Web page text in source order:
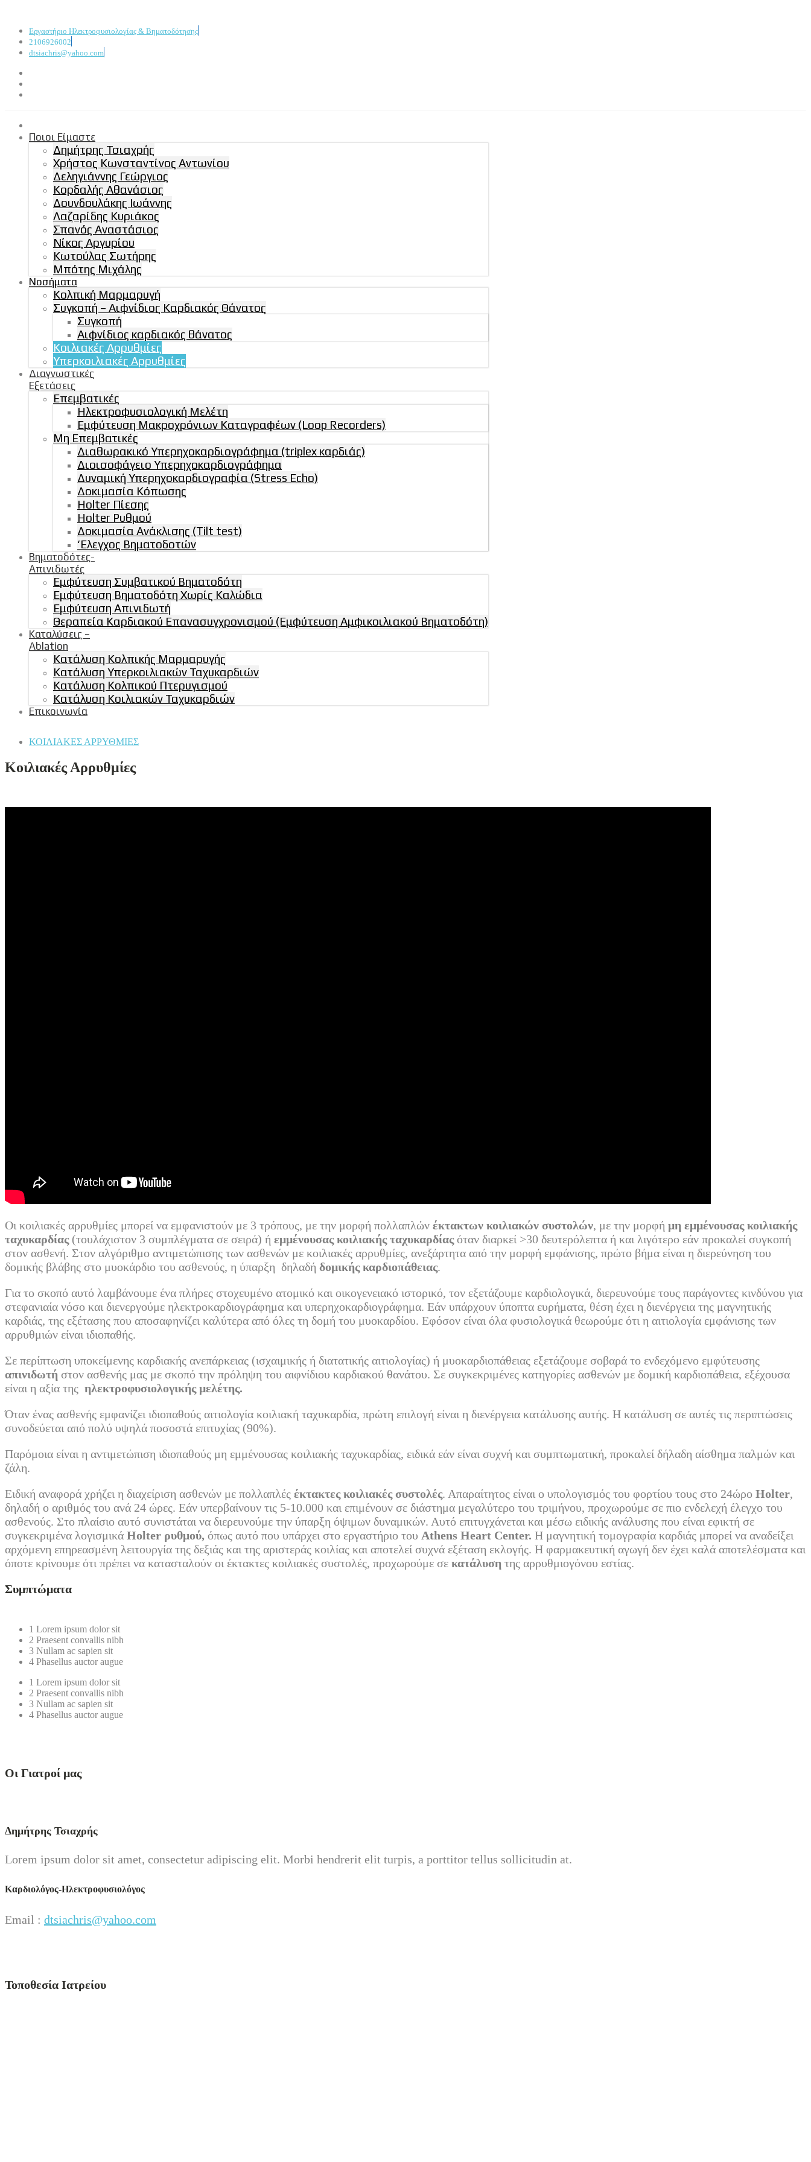
Εργαστήριο Ηλεκτροφυσιολογίας & Βηματοδότησης
2106926002
dtsiachris@yahoo.com
Ποιοι Είμαστε
Δημήτρης Τσιαχρής
Χρήστος Κωνσταντίνος Αντωνίου
Δεληγιάννης Γεώργιος
Κορδαλής Αθανάσιος
Δουνδουλάκης Ιωάννης
Λαζαρίδης Κυριάκος
Σπανός Αναστάσιος
Νίκος Αργυρίου
Κωτούλας Σωτήρης
Μπότης Μιχάλης
Νοσήματα
Κολπική Μαρμαρυγή
Συγκοπή – Αιφνίδιος Καρδιακός Θάνατος
Συγκοπή
Αιφνίδιος καρδιακός θάνατος
Κοιλιακές Αρρυθμίες
Υπερκοιλιακές Αρρυθμίες
Διαγνωστικές
Εξετάσεις
Επεμβατικές
Ηλεκτροφυσιολογική Μελέτη
Εμφύτευση Μακροχρόνιων Καταγραφέων (Loop Recorders)
Μη Επεμβατικές
Διαθωρακικό Υπερηχοκαρδιογράφημα (triplex καρδιάς)
Διοισοφάγειο Υπερηχοκαρδιογράφημα
Δυναμική Υπερηχοκαρδιογραφία (Stress Echo)
Δοκιμασία Κόπωσης
Holter Πίεσης
Holter Ρυθμού
Δοκιμασία Ανάκλισης (Tilt test)
‘Ελεγχος Βηματοδοτών
Βηματοδότες-
Απινιδωτές
Εμφύτευση Συμβατικού Βηματοδότη
Εμφύτευση Βηματοδότη Χωρίς Καλώδια
Εμφύτευση Απινιδωτή
Θεραπεία Καρδιακού Επανασυγχρονισμού (Εμφύτευση Αμφικοιλιακού Βηματοδότη)
Καταλύσεις –
Ablation
Κατάλυση Κολπικής Μαρμαρυγής
Κατάλυση Υπερκοιλιακών Ταχυκαρδιών
Κατάλυση Κολπικού Πτερυγισμού
Κατάλυση Κοιλιακών Ταχυκαρδιών
Επικοινωνία
ΚΟΙΛΙΑΚΕΣ ΑΡΡΥΘΜΙΕΣ
Κοιλιακές Αρρυθμίες
Οι κοιλιακές αρρυθμίες μπορεί να εμφανιστούν με 3 τρόπους, με την μορφή πολλαπλών έκτακτων κοιλιακών συστολών, με την μορφή μη εμμένουσας κοιλιακής
ταχυκαρδίας(τουλάχιστον 3 συμπλέγματα σε σειρά) ή εμμένουσας κοιλιακής ταχυκαρδίαςόταν διαρκεί >30 δευτερόλεπτα ή και λιγότερο εάν προκαλεί συγκοπή
στον ασθενή. Στον αλγόριθμο αντιμετώπισης των ασθενών με κοιλιακές αρρυθμίες, ανεξάρτητα από την μορφή εμφάνισης, πρώτο βήμα είναι η διερεύνηση του
δομικής βλάβης στο μυοκάρδιο του ασθενούς, η ύπαρξη δηλαδή δομικής καρδιοπάθειας.
Για το σκοπό αυτό λαμβάνουμε ένα πλήρες στοχευμένο ατομικό και οικογενειακό ιστορικό, τον εξετάζουμε καρδιολογικά, διερευνούμε τους παράγοντες κινδύνου για
στεφανιαία νόσο και διενεργούμε ηλεκτροκαρδιογράφημα και υπερηχοκαρδιογράφημα. Εάν υπάρχουν ύποπτα ευρήματα, θέση έχει η διενέργεια της μαγνητικής
καρδιάς, της εξέτασης που αποσαφηνίζει καλύτερα από όλες τη δομή του μυοκαρδίου. Εφόσον είναι όλα φυσιολογικά θεωρούμε ότι η αιτιολογία εμφάνισης των
αρρυθμιών είναι ιδιοπαθής.
Σε περίπτωση υποκείμενης καρδιακής ανεπάρκειας (ισχαιμικής ή διατατικής αιτιολογίας) ή μυοκαρδιοπάθειας εξετάζουμε σοβαρά το ενδεχόμενο εμφύτευσης
απινιδωτή στον ασθενής μας με σκοπό την πρόληψη του αιφνίδιου καρδιακού θανάτου. Σε συγκεκριμένες κατηγορίες ασθενών με δομική καρδιοπάθεια, εξέχουσα
είναι η αξία της ηλεκτροφυσιολογικής μελέτης.
Όταν ένας ασθενής εμφανίζει ιδιοπαθούς αιτιολογία κοιλιακή ταχυκαρδία, πρώτη επιλογή είναι η διενέργεια κατάλυσης αυτής. Η κατάλυση σε αυτές τις περιπτώσεις
συνοδεύεται από πολύ υψηλά ποσοστά επιτυχίας (90%).
Παρόμοια είναι η αντιμετώπιση ιδιοπαθούς μη εμμένουσας κοιλιακής ταχυκαρδίας, ειδικά εάν είναι συχνή και συμπτωματική, προκαλεί δήλαδη αίσθημα παλμών και
ζάλη.
Ειδική αναφορά χρήζει η διαχείριση ασθενών με πολλαπλές έκτακτες κοιλιακές συστολές. Απαραίτητος είναι ο υπολογισμός του φορτίου τους στο 24ώρο Holter,
δηλαδή ο αριθμός του ανά 24 ώρες. Εάν υπερβαίνουν τις 5-10.000 και επιμένουν σε διάστημα μεγαλύτερο του τριμήνου, προχωρούμε σε πιο ενδελεχή έλεγχο του
ασθενούς. Στο πλαίσιο αυτό συνιστάται να διερευνούμε την ύπαρξη όψιμων δυναμικών. Αυτό επιτυγχάνεται και μέσω ειδικής ανάλυσης που είναι εφικτή σε
συγκεκριμένα λογισμικά Holter ρυθμού, όπως αυτό που υπάρχει στο εργαστήριο του Athens Heart Center. Η μαγνητική τομογραφία καρδιάς μπορεί να αναδείξει
αρχόμενη επηρεασμένη λειτουργία της δεξιάς και της αριστεράς κοιλίας και αποτελεί συχνά εξέταση εκλογής. Η φαρμακευτική αγωγή δεν έχει καλά αποτελέσματα και
όποτε κρίνουμε ότι πρέπει να κατασταλούν οι έκτακτες κοιλιακές συστολές, προχωρούμε σε κατάλυση της αρρυθμιογόνου εστίας.
Συμπτώματα
1 Lorem ipsum dolor sit
2 Praesent convallis nibh
3 Nullam ac sapien sit
4 Phasellus auctor augue
1 Lorem ipsum dolor sit
2 Praesent convallis nibh
3 Nullam ac sapien sit
4 Phasellus auctor augue
Οι Γιατροί μας
Δημήτρης Τσιαχρής
Lorem ipsum dolor sit amet, consectetur adipiscing elit. Morbi hendrerit elit turpis, a porttitor tellus sollicitudin at.
Καρδιολόγος-Ηλεκτροφυσιολόγος
Email : dtsiachris@yahoo.com
Τοποθεσία Ιατρείου